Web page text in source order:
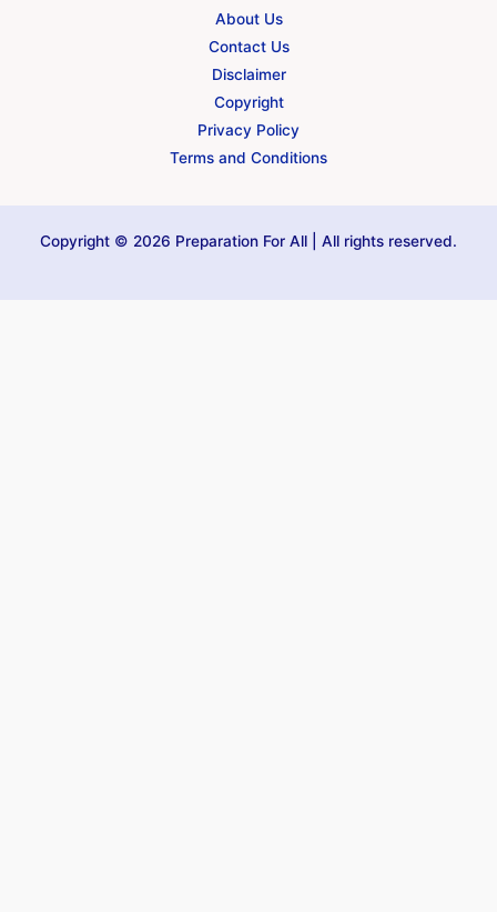
About Us
Contact Us
Disclaimer
Copyright
Privacy Policy
Terms and Conditions
Copyright © 2026 Preparation For All | All rights reserved.